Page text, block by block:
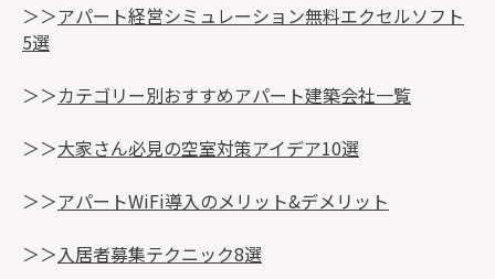
＞＞アパート経営シミュレーション無料エクセルソフト
5選
＞＞カテゴリー別おすすめアパート建築会社一覧
＞＞大家さん必見の空室対策アイデア10選
＞＞アパートWiFi導入のメリット&デメリット
＞＞ 入居者募集テクニック8選